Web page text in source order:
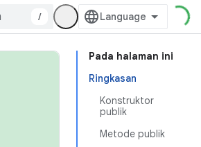
/
Pada halaman ini
Ringkasan
Konstruktor
publik
Metode publik